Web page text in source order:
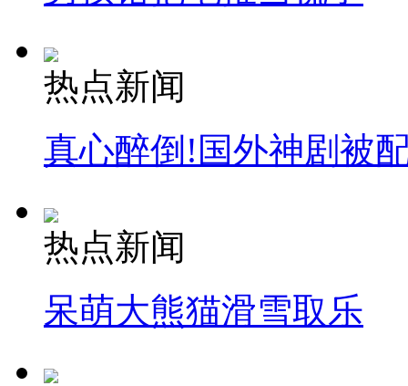
纽约上演“枕头大战”
司机酒驾遇交警 急速倒车逃窜
热点新闻
真心醉倒!国外神剧被
热点新闻
呆萌大熊猫滑雪取乐